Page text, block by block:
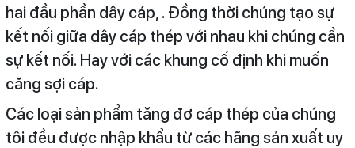
hai đầu phần dây cáp, . Đồng thời chúng tạo sự
kết nối giữa dây cáp thép với nhau khi chúng cần
sự kết nối. Hay với các khung cố định khi muốn
căng sợi cáp.
Các loại sản phẩm tăng đơ cáp thép của chúng
tôi đều được nhập khẩu từ các hãng sản xuất uy